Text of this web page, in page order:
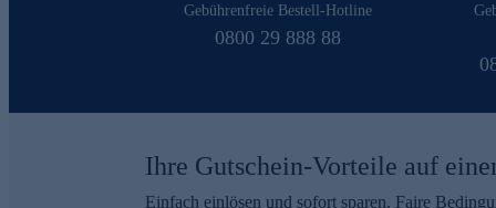
Gebührenfreie Bestell-Hotline
0800 29 888 88
Ihre Gutschein-Vorteile auf
Einfach einlösen und sofort sparen. Faire